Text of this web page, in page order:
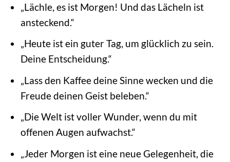
„Lächle, es ist Morgen! Und das Lächeln ist
ansteckend.“
„Heute ist ein guter Tag, um glücklich zu sein.
Deine Entscheidung.“
„Lass den Kaffee deine Sinne wecken und die
Freude deinen Geist beleben.“
„Die Welt ist voller Wunder, wenn du mit
offenen Augen aufwachst.“
„Jeder Morgen ist eine neue Gelegenheit, die